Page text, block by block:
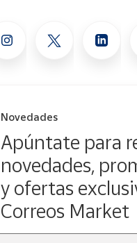
Novedades
Apúntate para
novedades,
y ofertas
Correos Market